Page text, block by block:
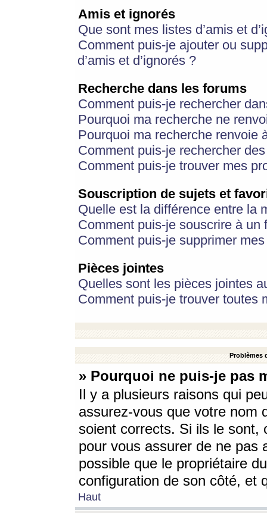
Amis et ignorés
Que sont mes listes d’amis et
Comment puis-je ajouter ou
d’amis et d’ignorés ?
Recherche dans les forums
Comment puis-je rechercher
Pourquoi ma recherche ne
Pourquoi ma recherche renvoie
Comment puis-je rechercher
Comment puis-je trouver mes
Souscription de sujets et
Quelle est la différence entre la
Comment puis-je souscrire à
Comment puis-je supprimer
Pièces jointes
Quelles sont les pièces jointes
Comment puis-je trouver toutes
Problèmes
» Pourquoi ne puis-je pas
Il y a plusieurs raisons qui
assurez-vous que votre nom
soient corrects. Si ils le sont,
pour vous assurer de ne pas
possible que le propriétaire
configuration de son côté, et
Haut